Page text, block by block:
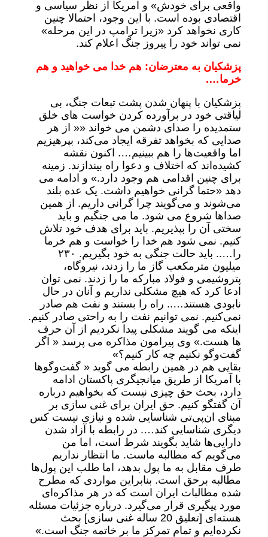
واقعی برای خودش» و آمریکا از نظر سیاسی و
اقتصادی بوده است. با این وجود، احتمالا چنین
کاری نخواهد کرد «زیرا ترامپ در این مرحله»
نمی تواند خود را پیروز جنگ اعلام کند.
پزشکیان به معترضان: هم خدا می خواهید و هم
خرما….
پزشکیان با پنهان شدن پشت تبعات جنگ، بی
لیاقتی خود در برآورده کردن خواست های خلق
ستمدیده را صدای دشمن می خواند «« از هر
صدایی که بخواهد تفرقه ایجاد می‌کند، بپرهیزیم
اما واقعیت‌ها را هم ببینیم…. اکنون نقشه
کشیده‌اند که اختلاف‌ و دعوا راه بیندازند. زمینه
برای چنین اقدامی هم وجود دارد.» و ادامه می
دهد «حتما گرانی خواهیم داشت. یک عده بلند
می‌شوند و می‌گویند چرا گرانی داریم. از همین
صداها شروع می شود. ما می جنگیم و باید
سختی آن را بپذیریم. باید برای هدف خود تلاش
کنیم. نمی شود هم خدا را خواست و هم خرما
را….. باید حالت جنگی به خود بگیریم. ۲۳۰
میلیون مترمکعب گاز ما را زدند، نیروگاه،
پتروشیمی و فولاد مبارکه ما را زدند.‌ نمی توان
ادعا کرد که هیچ مشکلی نداریم و آنان در حال
نابودی هستند….. راه را بستند و نفت هم صادر
نمی‌کنیم. نمی توانیم نفت را به راحتی صادر کنیم.
اینکه می گویند مشکلی پیدا نکردیم از آن حرف
ها هست.» وی پیرامون مذاکره می پرسد « اگر
گفت‌وگو نکنیم‌ چه کار کنیم؟»
بقایی هم در همین رابطه می گوید « گفت‌وگوها
با آمریکا از طریق میانجیگری پاکستان ادامه
دارد، بحث حق چیزی نیست که بخواهیم درباره
آن گفتگو کنیم. حق ایران برای غنی سازی بر
مبنای ان‌پی‌تی شناسایی شده و نیازی نیست کس
دیگری شناسایی کند…. در رابطه با آزاد شدن
دارایی‌ها شاید بگویند شرط است، اما من
می‌گویم که مطالبه ماست. ما انتظار نداریم
طرف مقابل به ما پول بدهد، اما طلب این پول‌ها
مطالبه برحق است. بنابراین مواردی که مطرح
شده مطالبات ایران است که در هر مذاکره‌ای
مورد پیگیری قرار می‌گیرد. درباره جزئیات مسئله
هسته‌ای [تعلیق 20 ساله غنی سازی] بحث
نکرده‌ایم و تمام تمرکز ما بر خاتمه جنگ است.»